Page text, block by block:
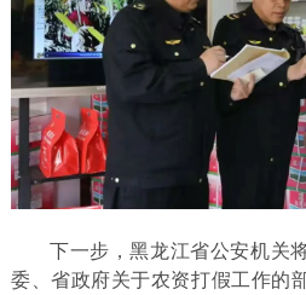
下一步，黑龙江省公安机关
委、省政府关于农资打假工作的